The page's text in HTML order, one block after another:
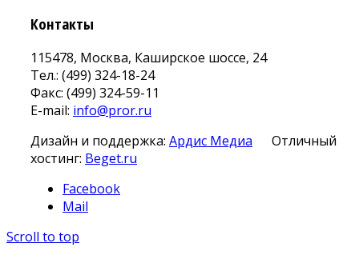
Контакты
115478, Москва, Каширское шоссе, 24
Тел.: (499) 324-18-24
Факс: (499) 324-59-11
E-mail: info@pror.ru
Дизайн и поддержка: Ардис Медиа
Отличный
хостинг: Beget.ru
Facebook
Mail
Scroll to top